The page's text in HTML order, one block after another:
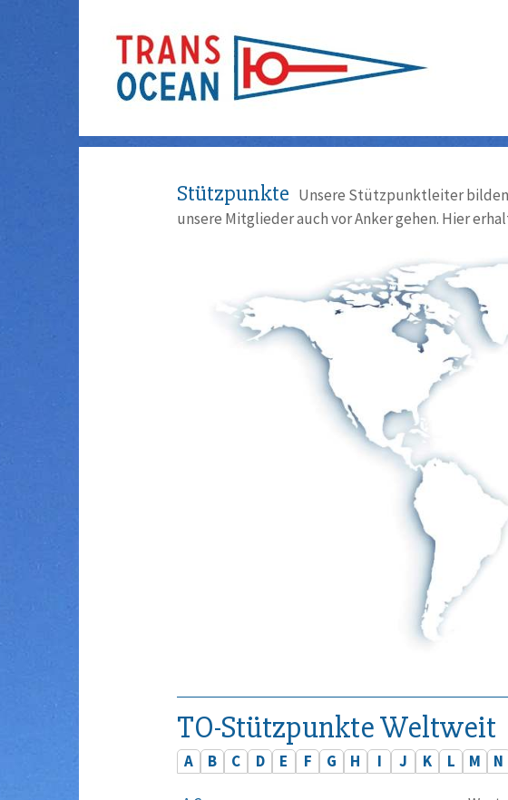
Stützpunkte Unsere Stützpunktleiter
unsere Mitglieder auch vor Anker gehen. Hier
TO-Stützpunkte Weltweit
A B C D E F G H I J K L M N